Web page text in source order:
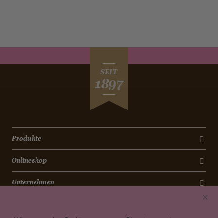
SEIT
1897
Produkte
Onlineshop
Unternehmen